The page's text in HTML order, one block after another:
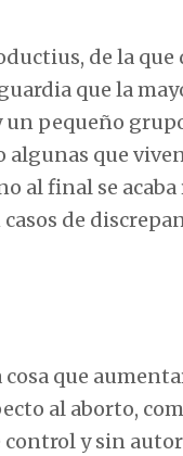
de la
que la
un pequeño
que
al final se
de
que
al aborto,
control y sin